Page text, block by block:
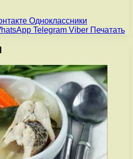
Одноклассники
Telegram Viber Печатать